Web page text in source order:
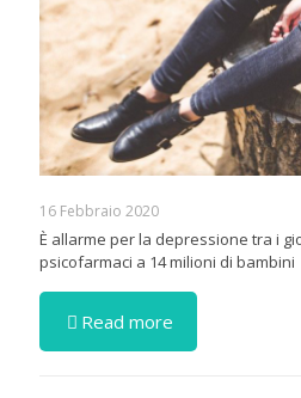
16 Febbraio 2020
È allarme per la depressione tra i
psicofarmaci a 14 milioni di bambini
Read more